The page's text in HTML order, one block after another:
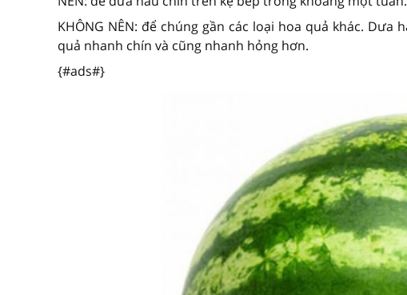
KHÔNG NÊN: để chúng gần các loại hoa quả khác.
quả nhanh chín và cũng nhanh hỏng hơn.
{#ads#}